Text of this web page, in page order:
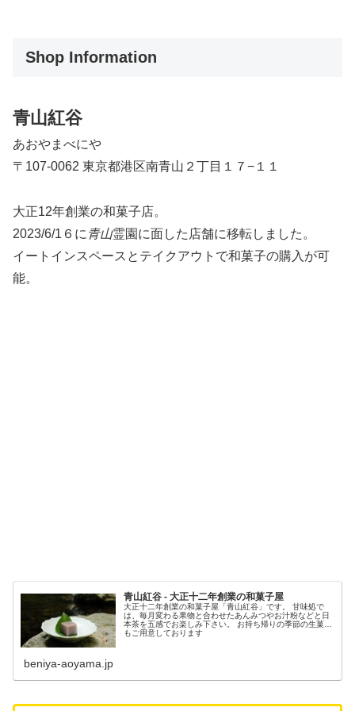
Shop Information
青山紅谷
あおやまべにや
〒107-0062 東京都港区南青山２丁目１７−１１
大正12年創業の和菓子店。
2023/6/1６に 青山霊園に面した店舗に移転しました。
イートインスペースとテイクアウトで和菓子の購入が可
能。
青山紅谷 - 大正十二年創業の和菓子屋
大正十二年創業の和菓子屋「青山紅谷」です。 甘味処で
は、毎月変わる果物と合わせたあんみつやお汁粉などと日
本茶を五感でお楽しみ下さい。 お持ち帰りの季節の生菓子
もご用意しております
beniya-aoyama.jp